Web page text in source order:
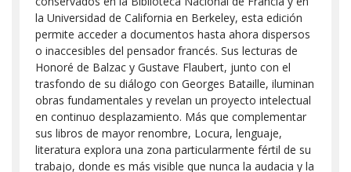
la Universidad de California en Berkeley, esta edición
permite acceder a documentos hasta ahora dispersos
o inaccesibles del pensador francés. Sus lecturas de
Honoré de Balzac y Gustave Flaubert, junto con el
trasfondo de su diálogo con Georges Bataille, iluminan
obras fundamentales y revelan un proyecto intelectual
en continuo desplazamiento. Más que complementar
sus libros de mayor renombre, Locura, lenguaje,
literatura explora una zona particularmente fértil de su
trabajo, donde es más visible que nunca la audacia y la